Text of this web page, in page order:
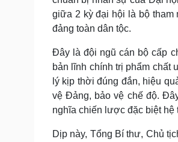
giữa 2 kỳ đại hội là bộ tham
đảng toàn dân tộc.
Đây là đội ngũ cán bộ cấp
bản lĩnh chính trị phẩm chất
lý kịp thời đúng đắn, hiệu
vệ Đảng, bảo vệ chế độ.
nghĩa chiến lược đặc biệt hệ
Dịp này, Tổng Bí thư, Chủ